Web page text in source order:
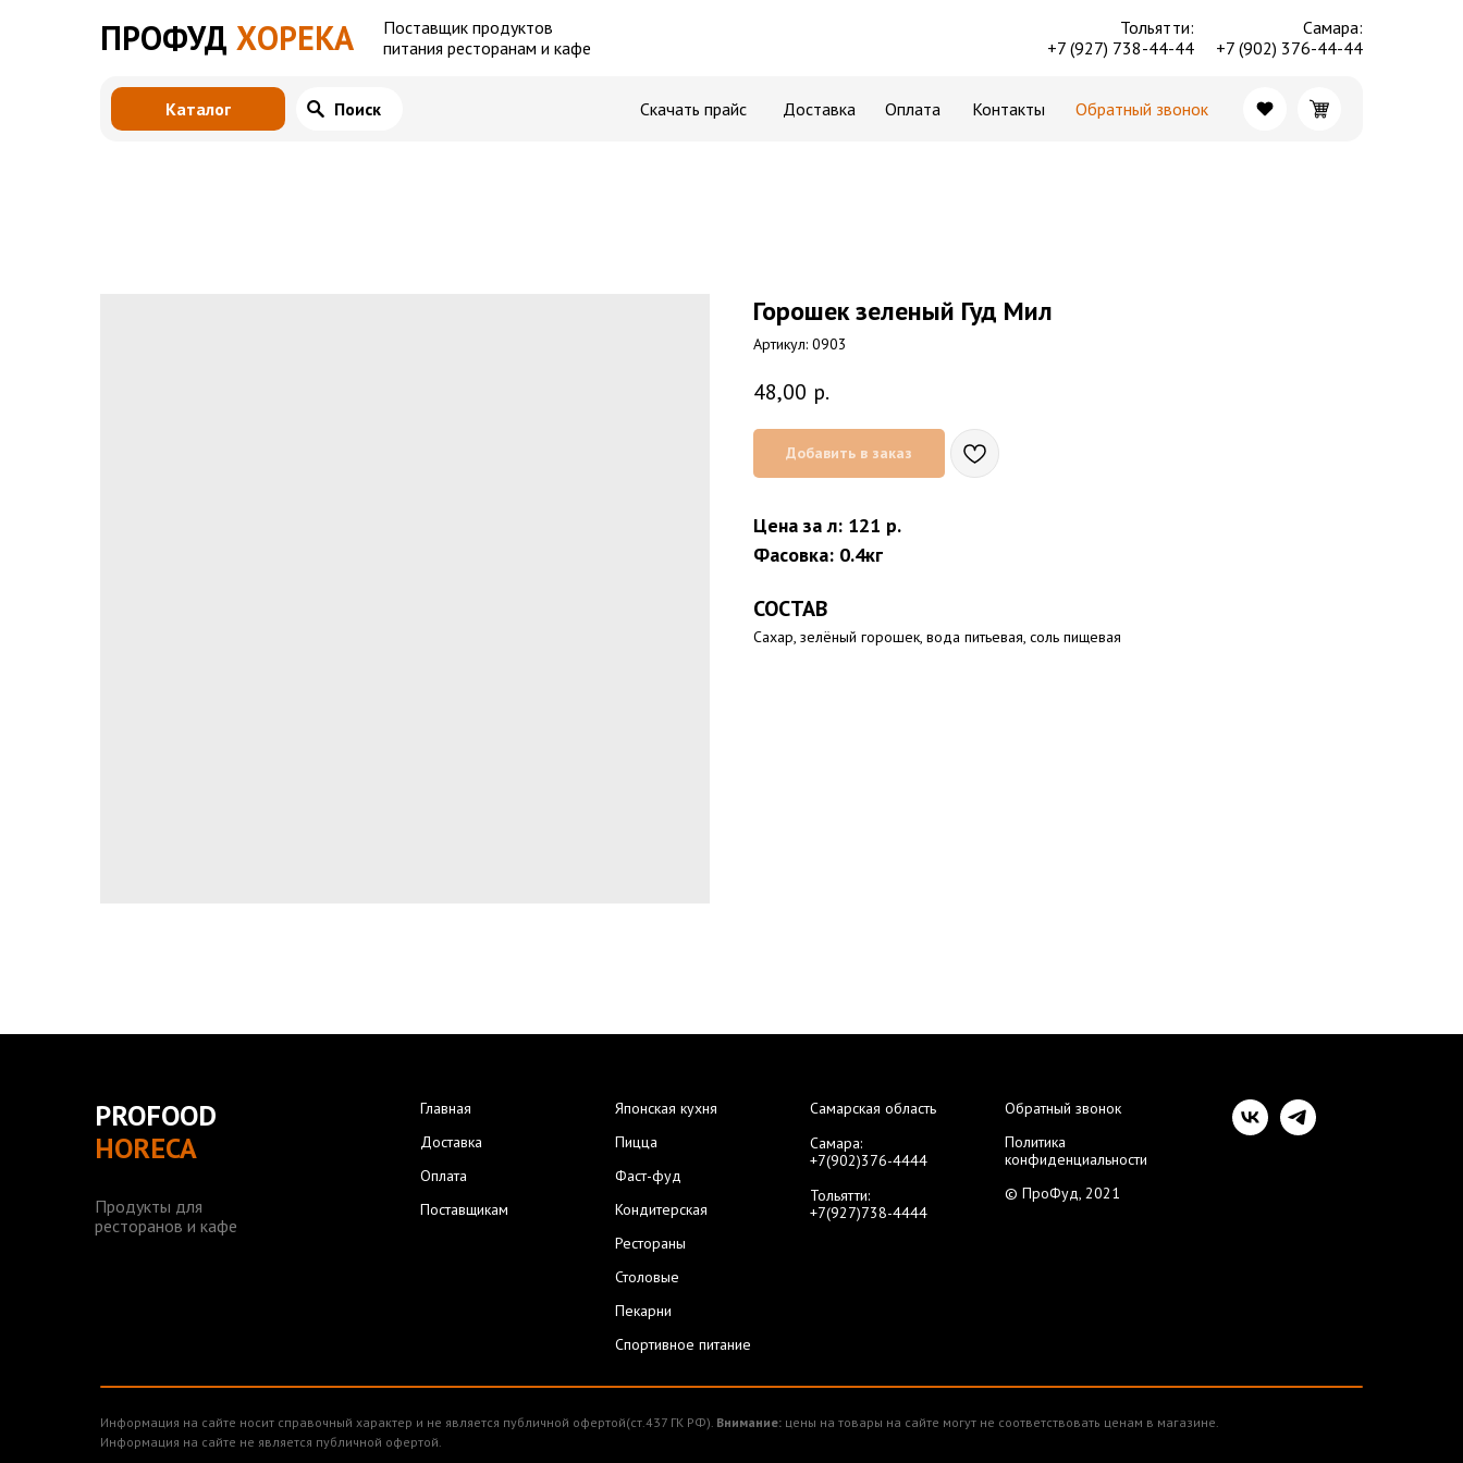
Cамара:
+7 (902) 376-44-44
Тольятти:
+7 (927) 738-44-44
ПРОФУД ХОРЕКА
Скачать прайс Доставка Контакты
Оплата Обратный звонок
Поставщик продуктов
питания ресторанам и кафе
Каталог Поиск
Горошек зеленый Гуд Мил
Артикул: 0903
48,00 р.
Добавить в заказ
Цена за л: 121 р.
Фасовка: 0.4кг
СОСТАВ
Сахар, зелёный горошек, вода питьевая, соль пищевая
PROFOOD
HORECA
Продукты для
ресторанов и кафе
Главная
Доставка
Оплата
Поставщикам
Японская кухня
Пицца
Фаст-фуд
Кондитерская
Рестораны
Столовые
Пекарни
Спортивное питание
Самарская область
Самара:
+7(902)376-4444
Тольятти:
+7(927)738-4444
Обратный звонок
Политика
конфиденциальности
© ПроФуд, 2021
Информация на сайте носит справочный характер и не является публичной офертой(ст.437 ГК РФ). Внимание: цены на товары на сайте могут не соответствовать ценам в магазине.
Информация на сайте не является публичной офертой.